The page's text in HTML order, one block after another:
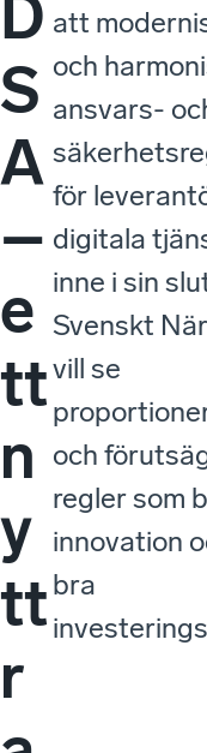
D
S
A
–
e
tt
n
y
tt
r
att
och
ansvars-
för
digitala
inne i sin
Svenskt
vill se
och
regler som
innovation
bra